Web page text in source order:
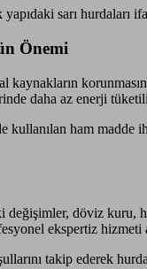
sarı hurdaları
Önemi
kaynakların
daha az enerji
kullanılan ham madde
değişimler, döviz
ekspertiz hizmeti
takip ederek hurda